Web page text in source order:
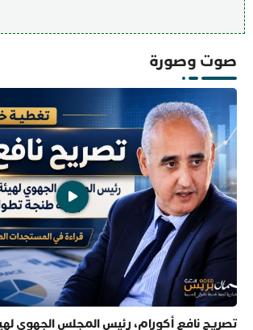
صوت وصورة
تصريح نافع أكورام، رئيس المجلس الجهوي